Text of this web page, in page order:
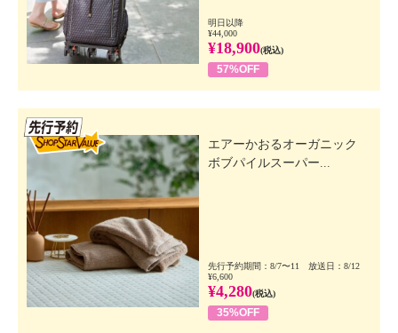
明日以降
¥44,000
¥18,900(税込)
57%OFF
エアーかおるオーガニック
ボブパイルスーパー...
先行予約期間：8/7〜11 放送日：8/12
¥6,600
¥4,280(税込)
35%OFF